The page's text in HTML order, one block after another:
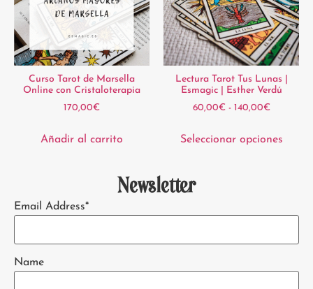
Curso Tarot de Marsella
Online con Cristaloterapia
170,00€
Añadir al carrito
Lectura Tarot Tus Lunas |
Esmagic | Esther Verdú
60,00€ - 140,00€
Seleccionar opciones
Newsletter
Email Address*
Name